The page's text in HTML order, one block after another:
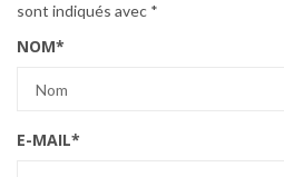
sont indiqués avec *
NOM*
E-MAIL*